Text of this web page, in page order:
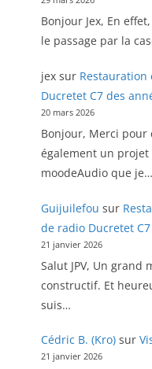
Bonjour Jex, En
le passage par la
jexsur Restauration
Ducretet C7 des
20 mars 2026
Bonjour, Merci pour
également un
moodeAudio que je…
Guijuilefou sur
de radio Ducretet
21 janvier 2026
Salut JPV, Un
constructif. Et
suis…
Cédric B. (Kro)sur
21 janvier 2026